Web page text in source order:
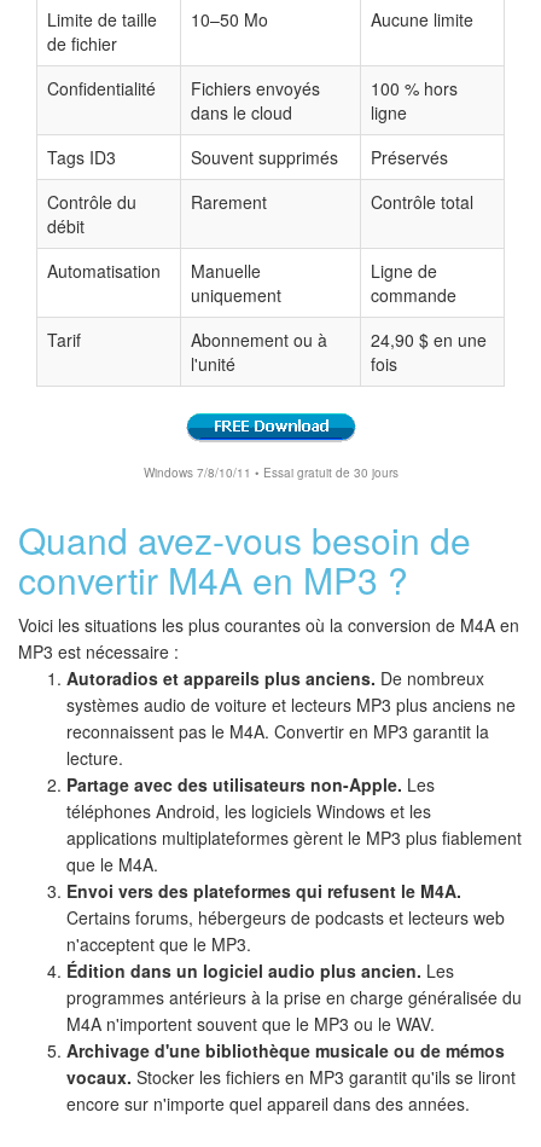
Limite de taille
de fichier
10–50 Mo Aucune limite
Confidentialité
Fichiers envoyés
dans le cloud
100 % hors
ligne
Tags ID3
Souvent supprimés
Préservés
Contrôle du
débit
Rarement Contrôle total
Automatisation
Manuelle
uniquement
Ligne de
commande
Tarif
Abonnement ou à
l'unité
24,90 $ en une
fois
Windows 7/8/10/11 • Essai gratuit de 30 jours
Quand avez-vous besoin de
convertir M4A en MP3 ?
Voici les situations les plus courantes où la conversion de M4A en
MP3 est nécessaire :
Autoradios et appareils plus anciens. De nombreux
systèmes audio de voiture et lecteurs MP3 plus anciens ne
reconnaissent pas le M4A. Convertir en MP3 garantit la
lecture.
Partage avec des utilisateurs non-Apple. Les
téléphones Android, les logiciels Windows et les
applications multiplateformes gèrent le MP3 plus fiablement
que le M4A.
Envoi vers des plateformes qui refusent le M4A.
Certains forums, hébergeurs de podcasts et lecteurs web
n'acceptent que le MP3.
Édition dans un logiciel audio plus ancien. Les
programmes antérieurs à la prise en charge généralisée du
M4A n'importent souvent que le MP3 ou le WAV.
Archivage d'une bibliothèque musicale ou de mémos
vocaux. Stocker les fichiers en MP3 garantit qu'ils se liront
encore sur n'importe quel appareil dans des années.